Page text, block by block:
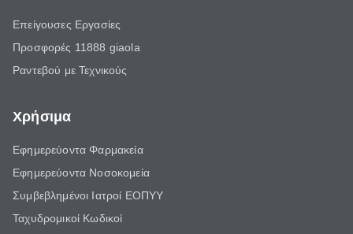
Επείγουσες Εργασίες
Προσφορές 11888 giaola
Ραντεβού με Τεχνικούς
Χρήσιμα
Εφημερεύοντα Φαρμακεία
Εφημερεύοντα Νοσοκομεία
Συμβεβλημένοι Ιατροί ΕΟΠΥΥ
Ταχυδρομικοί Κωδικοί